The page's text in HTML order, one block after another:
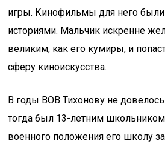
игры. Кинофильмы для него были
историями. Мальчик искренне
великим, как его кумиры, и
сферу киноискусства.
В годы ВОВ Тихонову не
тогда был 13-летним
военного положения его школу